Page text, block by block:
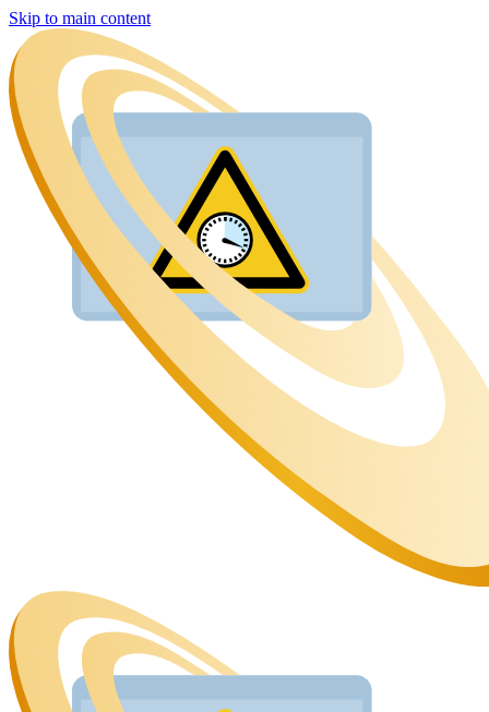
Skip to main content